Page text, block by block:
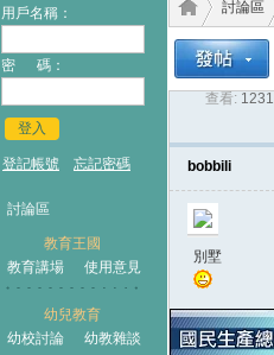
用戶名稱：
密 碼：
登入
登記帳號 忘記密碼
討論區
教育王國
教育講場
使用意見
幼兒教育
幼校討論
幼教雜談 王國
討論區
›
查看: 1231
bobbili
別墅